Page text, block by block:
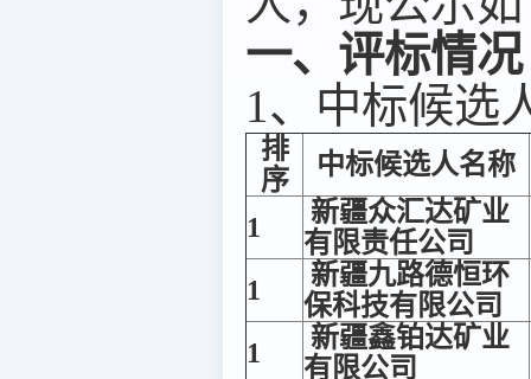
一、评标情况
1、中标候选
排
序
中标候选人名称
1
新疆众汇达矿业
有限责任公司
1
新疆九路德恒环
保科技有限公司
1
新疆鑫铂达矿业
有限公司